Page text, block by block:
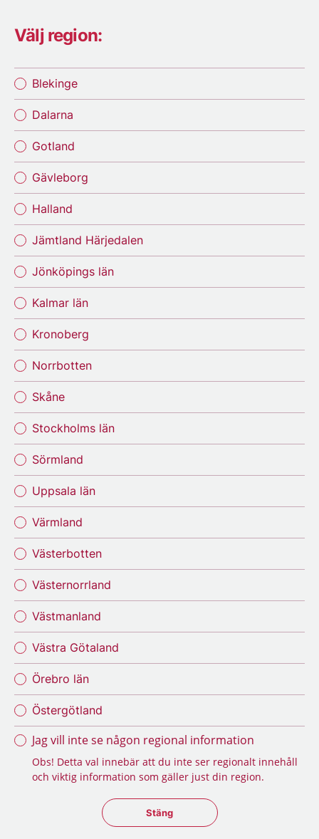
Välj region:
Blekinge
Dalarna
Gotland
Gävleborg
Halland
Jämtland Härjedalen
Jönköpings län
Kalmar län
Kronoberg
Norrbotten
Skåne
Stockholms län
Sörmland
Uppsala län
Värmland
Västerbotten
Västernorrland
Västmanland
Västra Götaland
Örebro län
Östergötland
Jag vill inte se någon regional information
Obs! Detta val innebär att du inte ser regionalt innehåll
och viktig information som gäller just din region.
Stäng regionsväljaren
Stäng